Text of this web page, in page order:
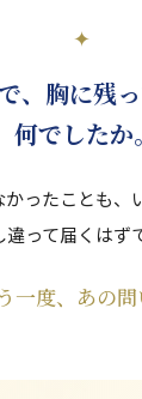
✦
、 胸に残
何でしたか。
ったことも、
違って届くはず
度、あの問